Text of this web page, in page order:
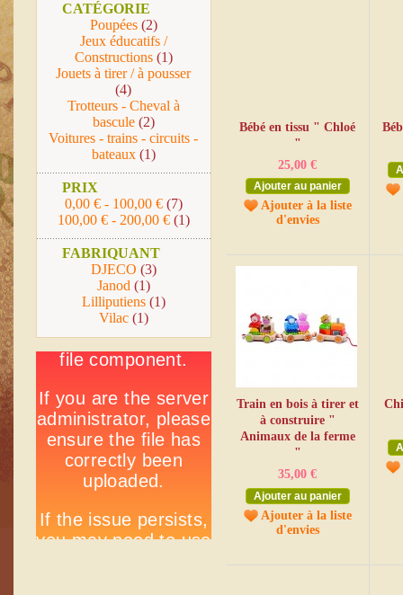
Bébé en tissu " Chloé
"
25,00 €
Ajouter au panier
Ajouter à la liste
d'envies
Train en bois à tirer et
à construire "
Animaux de la ferme
"
35,00 €
Ajouter au panier
Ajouter à la liste
d'envies
CATÉGORIE
Poupées (2)
Jeux éducatifs /
Constructions (1)
Jouets à tirer / à pousser
(4)
Trotteurs - Cheval à
bascule (2)
Voitures - trains - circuits -
bateaux (1)
PRIX
0,00 € - 100,00 € (7)
100,00 € - 200,00 € (1)
FABRIQUANT
DJECO (3)
Janod (1)
Lilliputiens (1)
Vilac (1)